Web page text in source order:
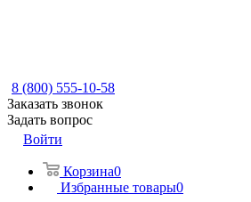
8 (800) 555-10-58
Заказать звонок
Задать вопрос
Войти
Корзина0
Избранные товары0